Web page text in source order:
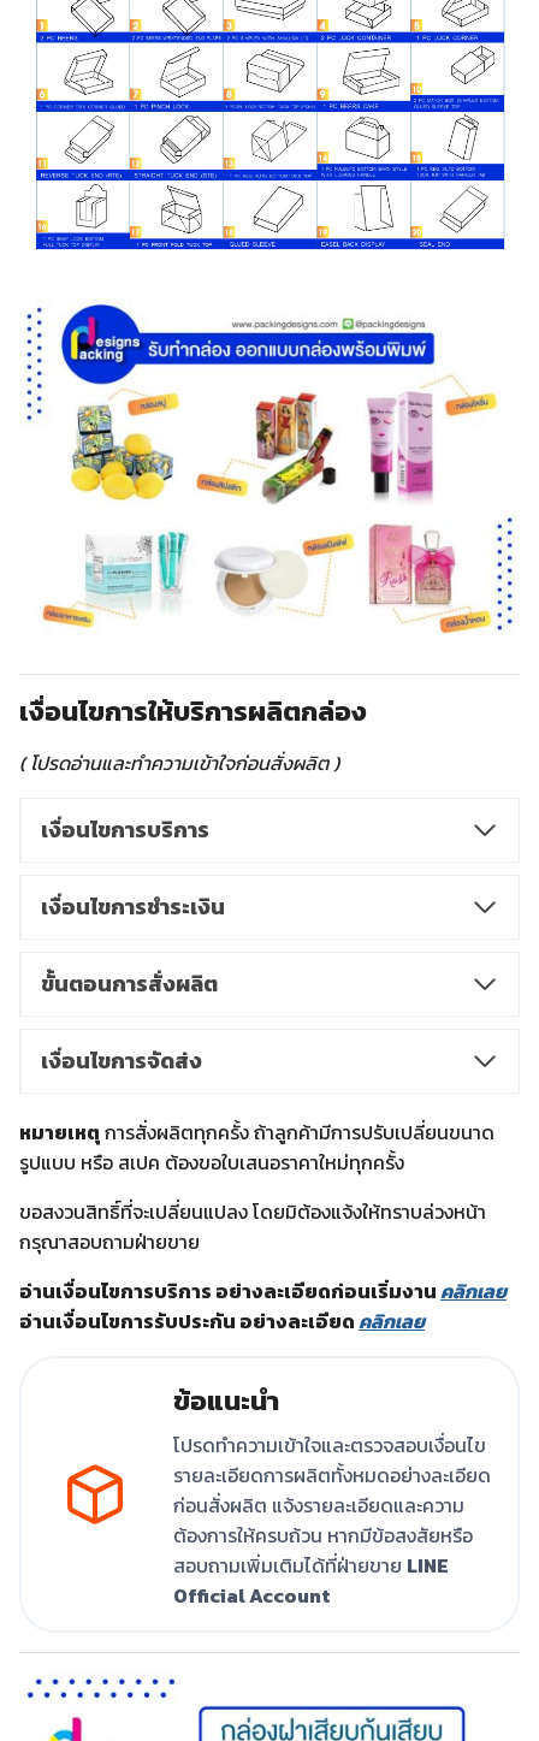
เงื่อนไขการให้บริการผลิตกล่อง
( โปรดอ่านและทำความเข้าใจก่อนสั่งผลิต )
เงื่อนไขการบริการ
เงื่อนไขการชำระเงิน
ขั้นตอนการสั่งผลิต
เงื่อนไขการจัดส่ง
หมายเหตุการสั่งผลิตทุกครั้ง ถ้าลูกค้ามีการปรับเปลี่ยนขนาด
รูปแบบ หรือ สเปค ต้องขอใบเสนอราคาใหม่ทุกครั้ง
ขอสงวนสิทธิ์ที่จะเปลี่ยนแปลง โดยมิต้องแจ้งให้ทราบล่วงหน้า
กรุณาสอบถามฝ่ายขาย
อ่านเงื่อนไขการบริการ อย่างละเอียดก่อนเริ่มงานคลิกเลย
อ่านเงื่อนไขการรับประกัน อย่างละเอียดคลิกเลย
ข้อแนะนำ
โปรดทำความเข้าใจและตรวจสอบเงื่อนไข
รายละเอียดการผลิตทั้งหมดอย่างละเอียด
ก่อนสั่งผลิต แจ้งรายละเอียดและความ
ต้องการให้ครบถ้วน หากมีข้อสงสัยหรือ
สอบถามเพิ่มเติมได้ที่ฝ่ายขาย LINE
Official Account